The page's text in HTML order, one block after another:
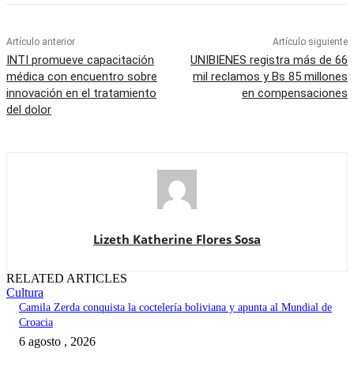
Artículo anterior
INTI promueve capacitación
médica con encuentro sobre
innovación en el tratamiento
del dolor
Artículo siguiente
UNIBIENES registra más de 66
mil reclamos y Bs 85 millones
en compensaciones
Lizeth Katherine Flores Sosa
RELATED ARTICLES
Cultura
Camila Zerda conquista la coctelería boliviana y apunta al Mundial de
Croacia
6 agosto , 2026